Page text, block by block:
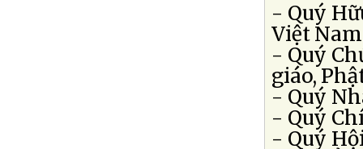
- Quý
Việt Nam
- Quý
giáo,
- Quý
- Quý
- Quý